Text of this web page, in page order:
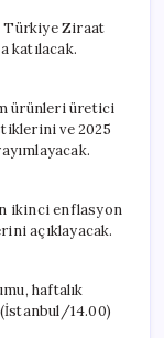
Türkiye Ziraat
katılacak.
ürünleri üretici
ve 2025
ikinci enflasyon
açıklayacak.
haftalık
14.00)